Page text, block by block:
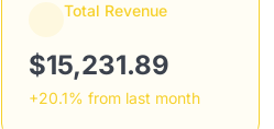
Total Revenue
$15,231.89
+20.1% from last month